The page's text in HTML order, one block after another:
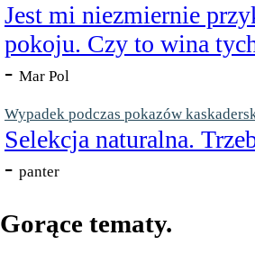
Jest mi niezmiernie
pokoju. Czy to wina
- Mar Pol
Wypadek podczas pokazów
Selekcja naturalna.
- panter
Gorące tematy.